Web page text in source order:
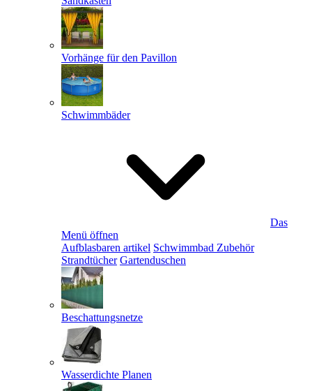
Vorhänge für den Pavillon
Schwimmbäder
Das
Menü öffnen
Aufblasbaren artikel Schwimmbad Zubehör
Strandtücher Gartenduschen
Beschattungsnetze
Wasserdichte Planen